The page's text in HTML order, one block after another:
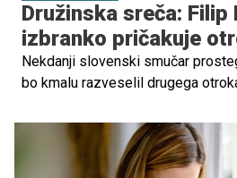
Družinska sreča: Filip
izbranko pričakuje
Nekdanji slovenski smučar
bo kmalu razveselil drugega
objavil fotografijo s partnerko, na
da par pričakuje naraščaj.